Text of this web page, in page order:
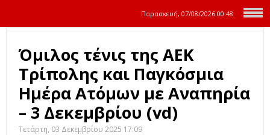
Παρασκευή, 07/08/2026 00:48
Όμιλος τένις της ΑΕΚ
Τρίπολης και Παγκόσμια
Ημέρα Ατόμων με Αναπηρία
– 3 Δεκεμβρίου (vd)
Τετάρτη, 03 Δεκεμβρίου 2025 17:09